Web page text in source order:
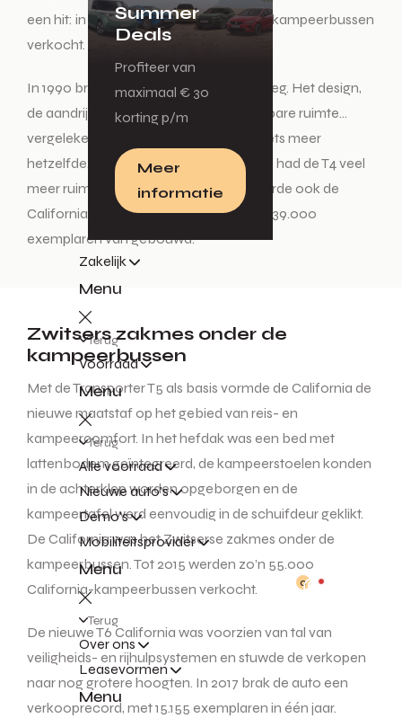
Summer
Deals
Profiteer van
maximaal € 30
korting p/m
Meer
informatie
Zakelijk
Menu
Terug
Voorraad
Menu
Terug
Alle voorraad
Nieuwe auto's
Demo's
Mobiliteitsprovider
Menu
Terug
Over ons
Leasevormen
Menu
0
een hit: in drie jaar tijd werden al 22.000 kampeerbussen
verkocht.
In 1990 bracht de T4 een revolutie teweeg. Het design,
de aandrijving, de motoren, de beschikbare ruimte…
vergeleken met zijn voorganger was niets meer
hetzelfde. Doordat de motor voorin lag, had de T4 veel
meer ruimte te bieden. En daar profiteerde ook de
California van. Tot 2003 werden er zo’n 39.000
exemplaren van gebouwd.
Zwitsers zakmes onder de
kampeerbussen
Met de Transporter T5 als basis vormde de California de
nieuwe maatstaf op het gebied van reis- en
kampeercomfort. In het hefdak was een bed met
lattenbodem geïntegreerd, de kampeerstoelen konden
in de achterklep worden opgeborgen en de
kampeertafel werd eenvoudig in de schuifdeur geklikt.
De California was het Zwitserse zakmes onder de
kampeerbussen. Tot 2015 werden zo’n 55.000
California-kampeerbussen verkocht.
De nieuwe T6 California was voorzien van tal van
veiligheids- en rijhulpsystemen en stuwde de verkopen
naar nog grotere hoogten. In 2017 brak de auto een
verkooprecord, met 15.155 exemplaren in één jaar.